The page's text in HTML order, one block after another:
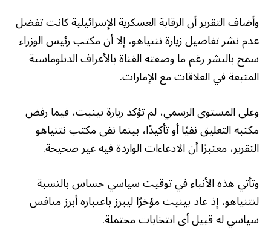
وأضاف التقرير أن الرقابة العسكرية الإسرائيلية كانت تفضل
عدم نشر تفاصيل زيارة نتنياهو، إلا أن مكتب رئيس الوزراء
سمح بالنشر رغم ما وصفته القناة بالأعراف الدبلوماسية
المتبعة في العلاقات مع الإمارات.
وعلى المستوى الرسمي، لم تؤكد زيارة بينيت، فيما رفض
مكتبه التعليق نفيًا أو تأكيدًا، بينما نفى مكتب نتنياهو
التقرير، معتبرًا أن الادعاءات الواردة فيه غير صحيحة.
وتأتي هذه الأنباء في توقيت سياسي حساس بالنسبة
لنتنياهو، إذ عاد بينيت مؤخرًا ليبرز باعتباره أبرز منافس
سياسي له قبيل أي انتخابات محتملة.